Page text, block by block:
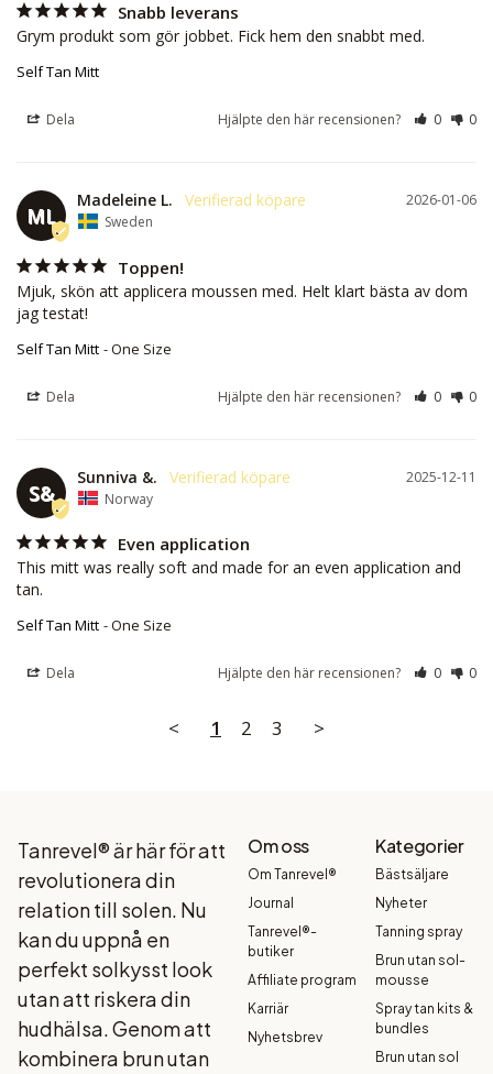
Snabb leverans
Grym produkt som gör jobbet. Fick hem den snabbt med.
Self Tan Mitt
Dela Hjälpte den här recensionen? 0 0
ML
2026-01-06
Madeleine L.
Sweden
Toppen!
Mjuk, skön att applicera moussen med. Helt klart bästa av dom
jag testat!
Self Tan Mitt One Size
Dela Hjälpte den här recensionen? 0 0
S&
2025-12-11
Sunniva &.
Norway
Even application
This mitt was really soft and made for an even application and
tan.
Self Tan Mitt One Size
Dela Hjälpte den här recensionen? 0 0
< 1 2 3 >
Tanrevel® är här för att
revolutionera din
relation till solen. Nu
kan du uppnå en
perfekt solkysst look
utan att riskera din
hudhälsa. Genom att
kombinera brun utan
Om oss
Om Tanrevel®
Journal
Tanrevel®-
butiker
Affiliate program
Karriär
Nyhetsbrev
Kategorier
Bästsäljare
Nyheter
Tanning spray
Brun utan sol-
mousse
Spray tan kits &
bundles
Brun utan sol